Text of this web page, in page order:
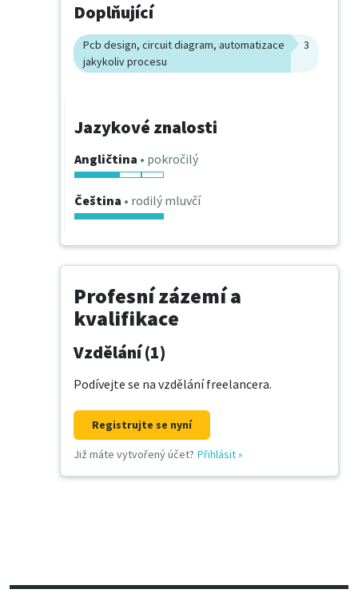
Doplňující
Pcb design, circuit diagram, automatizace
jakykoliv procesu
3
Jazykové znalosti
Angličtina • pokročilý
Čeština • rodilý mluvčí
Profesní zázemí a
kvalifikace
Vzdělání (1)
Podívejte se na vzdělání freelancera.
Registrujte se nyní
Již máte vytvořený účet? Přihlásit»